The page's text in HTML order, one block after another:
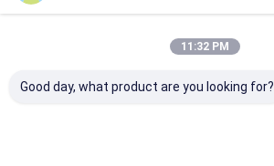
11:32 PM
Good day, what product are you looking for?